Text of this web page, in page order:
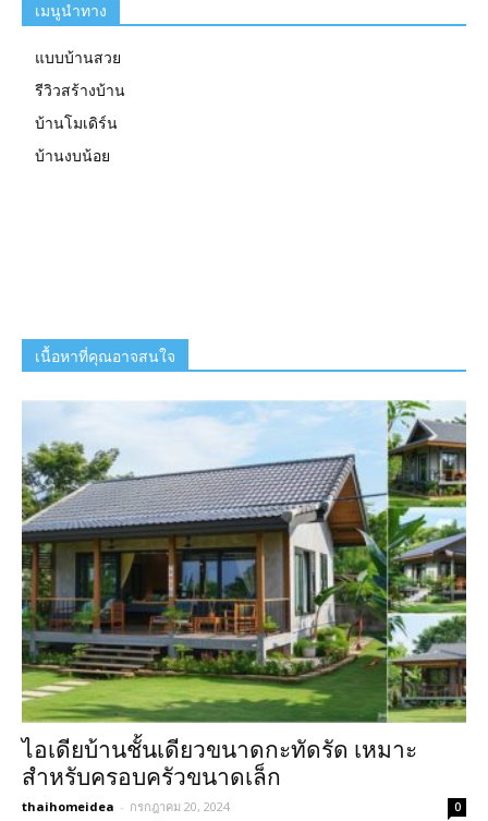
เมนูนำทาง
แบบบ้านสวย
รีวิวสร้างบ้าน
บ้านโมเดิร์น
บ้านงบน้อย
เนื้อหาที่คุณอาจสนใจ
ไอเดียบ้านชั้นเดียวขนาดกะทัดรัด เหมาะ
สำหรับครอบครัวขนาดเล็ก
thaihomeidea - กรกฎาคม 20, 2024 0